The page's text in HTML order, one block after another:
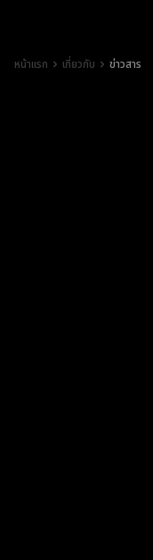
หน้าแรก เกี่ยวกับ ข่าวสาร